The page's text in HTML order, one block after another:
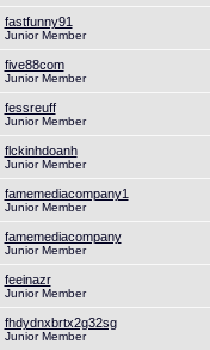
fastfunny91
Junior Member
five88com
Junior Member
fessreuff
Junior Member
flckinhdoanh
Junior Member
famemediacompany1
Junior Member
famemediacompany
Junior Member
feeinazr
Junior Member
fhdydnxbrtx2g32sg
Junior Member